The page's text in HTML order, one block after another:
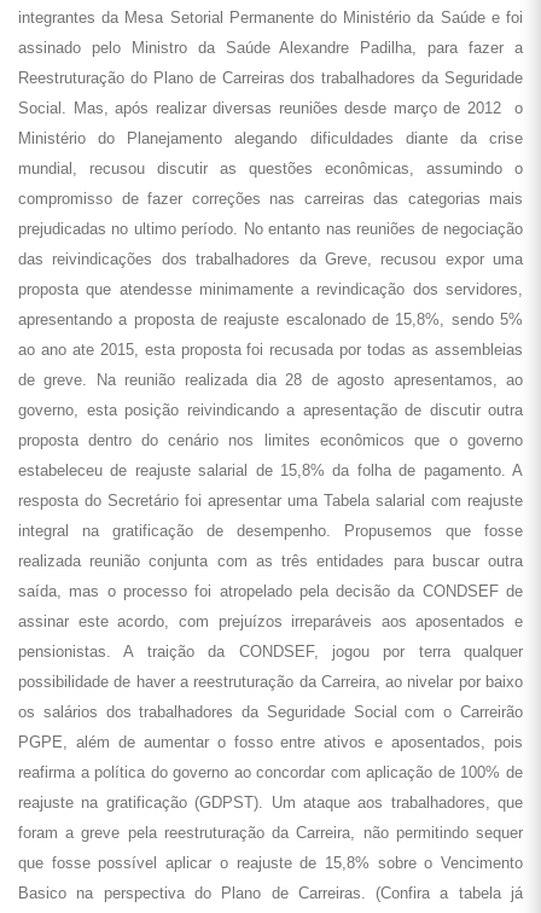
integrantes da Mesa Setorial Permanente do Ministério da Saúde e foi
assinado pelo Ministro da Saúde Alexandre Padilha, para fazer a
Reestruturação do Plano de Carreiras dos trabalhadores da Seguridade
Social. Mas, após realizar diversas reuniões desde março de 2012 o
Ministério do Planejamento alegando dificuldades diante da crise
mundial, recusou discutir as questões econômicas, assumindo o
compromisso de fazer correções nas carreiras das categorias mais
prejudicadas no ultimo período. No entanto nas reuniões de negociação
das reivindicações dos trabalhadores da Greve, recusou expor uma
proposta que atendesse minimamente a revindicação dos servidores,
apresentando a proposta de reajuste escalonado de 15,8%, sendo 5%
ao ano ate 2015, esta proposta foi recusada por todas as assembleias
de greve. Na reunião realizada dia 28 de agosto apresentamos, ao
governo, esta posição reivindicando a apresentação de discutir outra
proposta dentro do cenário nos limites econômicos que o governo
estabeleceu de reajuste salarial de 15,8% da folha de pagamento. A
resposta do Secretário foi apresentar uma Tabela salarial com reajuste
integral na gratificação de desempenho. Propusemos que fosse
realizada reunião conjunta com as três entidades para buscar outra
saída, mas o processo foi atropelado pela decisão da CONDSEF de
assinar este acordo, com prejuízos irreparáveis aos aposentados e
pensionistas. A traição da CONDSEF, jogou por terra qualquer
possibilidade de haver a reestruturação da Carreira, ao nivelar por baixo
os salários dos trabalhadores da Seguridade Social com o Carreirão
PGPE, além de aumentar o fosso entre ativos e aposentados, pois
reafirma a política do governo ao concordar com aplicação de 100% de
reajuste na gratificação (GDPST). Um ataque aos trabalhadores, que
foram a greve pela reestruturação da Carreira, não permitindo sequer
que fosse possível aplicar o reajuste de 15,8% sobre o Vencimento
Basico na perspectiva do Plano de Carreiras. (Confira a tabela já